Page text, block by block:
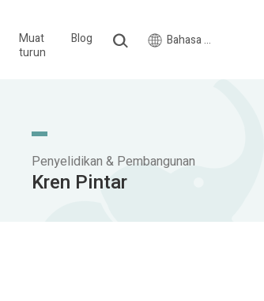
Muat
turun
Blog Bahasa Melayu
Penyelidikan & Pembangunan
Kren Pintar